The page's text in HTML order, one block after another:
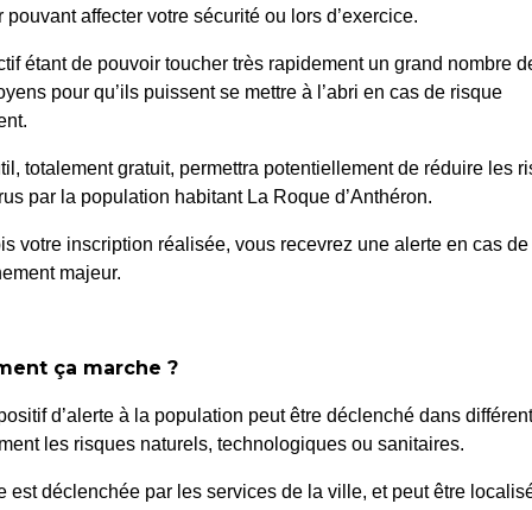
la saison de chasse 2025-2026 à
pouvant affecter votre sécurité ou lors d’exercice.
étant de pouvoir toucher très rapidement un grand nombre
pour qu’ils puissent se mettre à l’abri en cas de risque
totalement gratuit, permettra potentiellement de réduire les
par la population habitant La Roque d’Anthéron.
votre inscription réalisée, vous recevrez une alerte en cas de
majeur.
ça marche ?
d’alerte à la population peut être déclenché dans
les risques naturels, technologiques ou sanitaires.
est déclenchée par les services de la ville, et peut être